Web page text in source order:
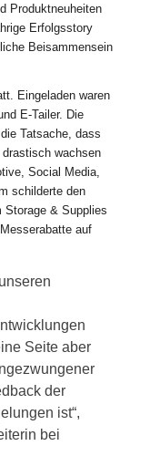
Produktneuheiten
Erfolgsstory
Beisammensein
Eingeladen waren
E-Tailer. Die
Tatsache, dass
wachsen
Social Media,
schilderte den
Storage & Supplies
auf
Seite aber
der
ist“,
bei